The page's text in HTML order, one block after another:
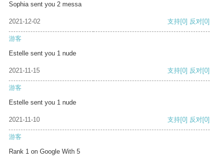
Sophia sent you 2 messa
2021-12-02 支持[0] 反对[0]
游客
Estelle sent you 1 nude
2021-11-15 支持[0] 反对[0]
游客
Estelle sent you 1 nude
2021-11-10 支持[0] 反对[0]
游客
Rank 1 on Google With 5